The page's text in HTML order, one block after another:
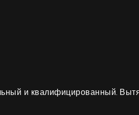
и квалифицированный.